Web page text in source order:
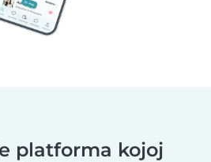
platforma kojoj